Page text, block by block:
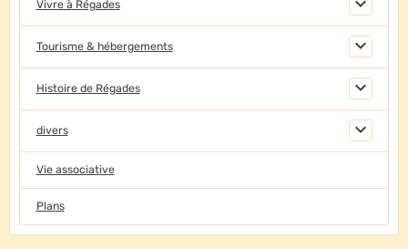
Vivre à Régades
Tourisme & hébergements
Histoire de Régades
divers
Vie associative
Plans